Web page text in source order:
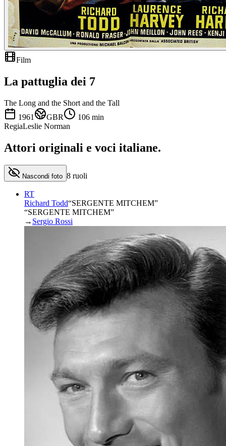
Film
La pattuglia dei 7
The Long and the Short and the Tall
1961
GBR 106 min
RegiaLeslie Norman
Attori originali e voci italiane.
Nascondi foto 8 ruoli
RT
Richard Todd“SERGENTE MITCHEM”
“SERGENTE MITCHEM”
→ Sergio Rossi